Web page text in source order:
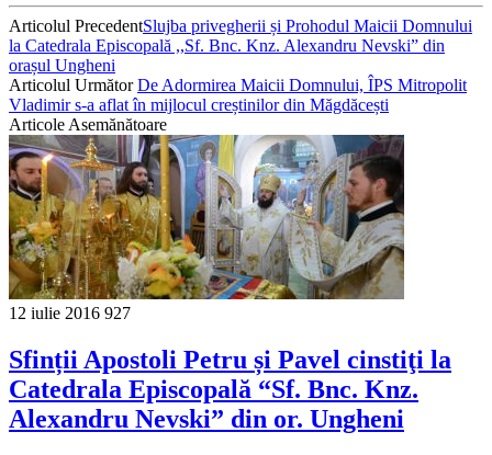
Articolul PrecedentSlujba privegherii și Prohodul Maicii Domnului
la Catedrala Episcopală ,,Sf. Bnc. Knz. Alexandru Nevski” din
orașul Ungheni
Articolul UrmătorDe Adormirea Maicii Domnului, ÎPS Mitropolit
Vladimir s-a aflat în mijlocul creștinilor din Măgdăcești
Articole Asemănătoare
12 iulie 2016 927
Sfinții Apostoli Petru și Pavel cinstiţi la
Catedrala Episcopală “Sf. Bnc. Knz.
Alexandru Nevski” din or. Ungheni